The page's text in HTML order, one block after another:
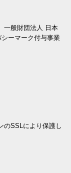
一般財団法人 日本
ーマーク付与事業
のSSLにより保護し